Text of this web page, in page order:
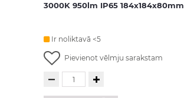
3000K 950lm IP65 184x184x80mm
Ir noliktavā <5
Pievienot vēlmju sarakstam